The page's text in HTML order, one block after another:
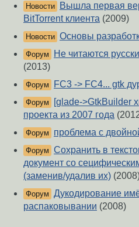
Новости
Вышла первая
BitTorrent клиента (2009)
Новости Основы
Форум
Не читаются
(2013)
Форум FC3 -> FC4... gtk
Форум
[glade->GtkBuilder
проекта из 2007 года
Форум проблема с
Форум Сохранить в
документ со
(заменив/удалив их)
Форум Дукодирование
распаковывании (2008)